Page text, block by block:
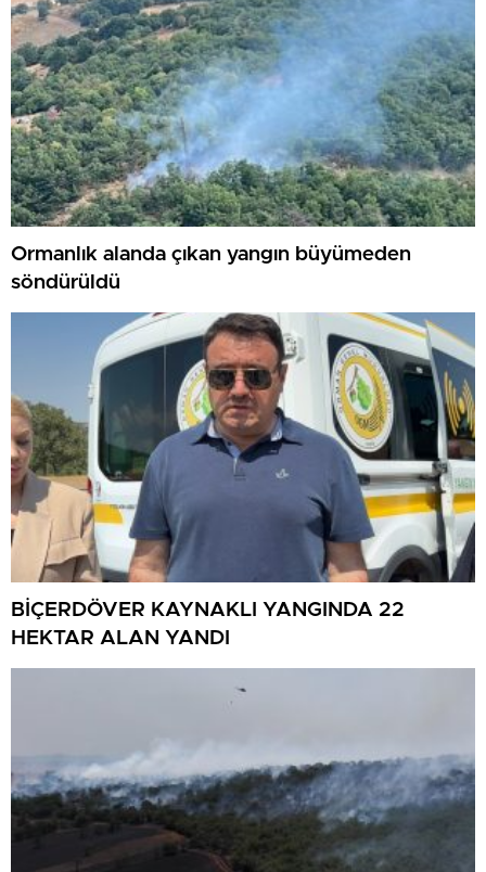
Ormanlık alanda çıkan yangın büyümeden
söndürüldü
BİÇERDÖVER KAYNAKLI YANGINDA 22
HEKTAR ALAN YANDI